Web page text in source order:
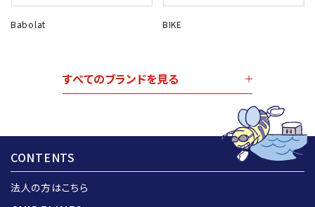
Babolat BIKE
すべてのブランドを見る
CONTENTS
法人の方はこちら